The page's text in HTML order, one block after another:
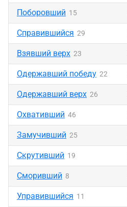
Поборовший 15
Справившийся 29
Взявший верх 23
Одержавший победу 22
Одержавший верх 26
Охвативший 46
Замучивший 25
Скрутивший 19
Сморивший 8
Управившийся 11